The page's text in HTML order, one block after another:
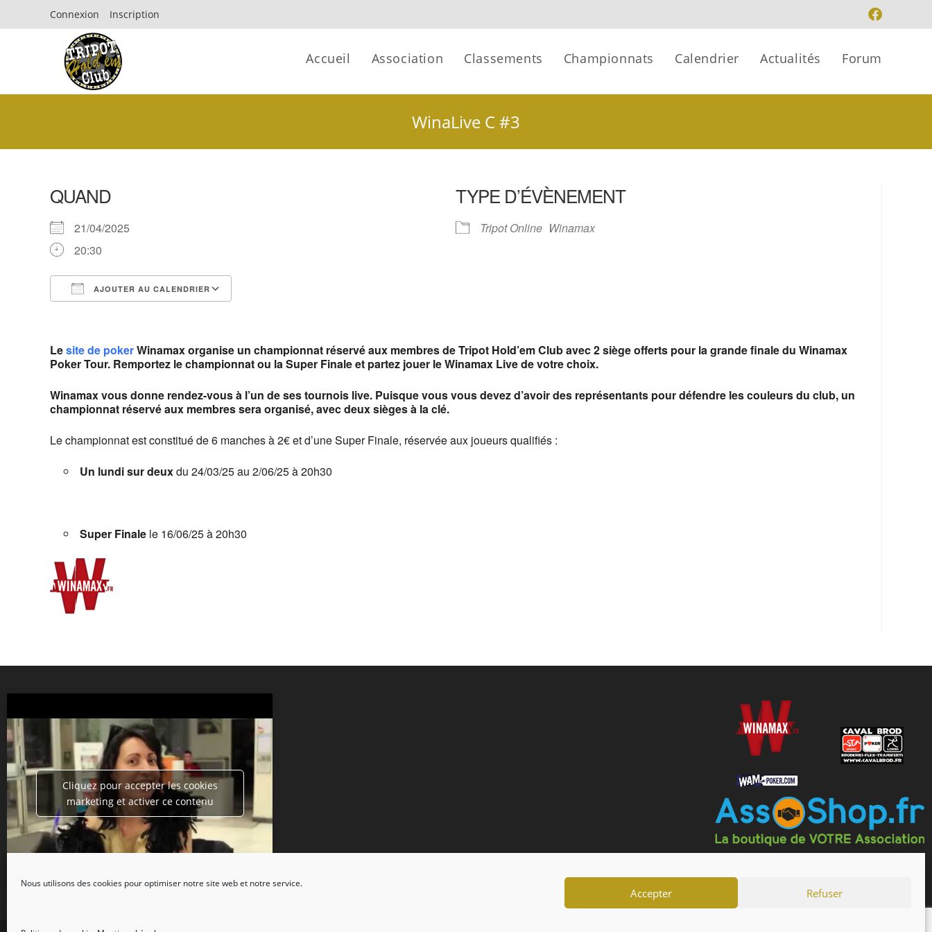
Nous utilisons des cookies pour optimiser notre site web et notre service.
Accepter Refuser
Connexion Inscription
Accueil Association Classements Championnats Calendrier Actualités Forum
WinaLive C #3
QUAND
21/04/2025
20:30
AJOUTER AU CALENDRIER
TYPE D’ÉVÈNEMENT
Tripot Online Winamax
Lesite de pokerWinamax organise un championnat réservé aux membres de Tripot Hold’em Club avec 2 siège offerts pour la grande finale du Winamax
Poker Tour. Remportez le championnat ou la Super Finale et partez jouer le Winamax Live de votre choix.
Winamax vous donne rendez-vous à l’un de ses tournois live. Puisque vous vous devez d’avoir des représentants pour défendre les couleurs du club, un
championnat réservé aux membres sera organisé, avec deux sièges à la clé.
Le championnat est constitué de 6 manches à 2€ et d’une Super Finale, réservée aux joueurs qualifiés :
Un lundi sur deuxdu 24/03/25 au 2/06/25 à 20h30
Super Finale le 16/06/25 à 20h30
Cliquez pour accepter les cookies
marketing et activer ce contenu